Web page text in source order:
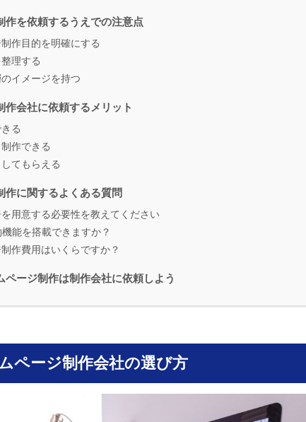
作を依頼するうえでの注意点
作目的を明確にする
理する
イメージを持つ
会社に依頼するメリット
る
作できる
てもらえる
作に関するよくある質問
用意する必要性を教えてください
能を搭載できますか？
作費用はいくらですか？
ページ制作は制作会社に依頼しよう
ページ制作会社の選び方